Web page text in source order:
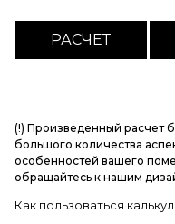
(!) Произведенный расчет
большого количества
особенностей вашего
обращайтесь к нашим
Как пользоваться